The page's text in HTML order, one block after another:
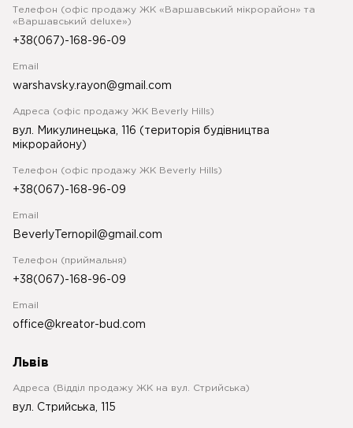
Телефон (офіс продажу ЖК «Варшавський мікрорайон» та
«Варшавський deluxe»)
+38(067)-168-96-09
Email
warshavsky.rayon@gmail.com
Адреса (офіс продажу ЖК Beverly Hills)
вул. Микулинецька, 116 (територія будівництва
мікрорайону)
Телефон (офіс продажу ЖК Beverly Hills)
+38(067)-168-96-09
Email
BeverlyTernopil@gmail.com
Телефон (приймальня)
+38(067)-168-96-09
Email
office@kreator-bud.com
Львів
Адреса (Відділ продажу ЖК на вул. Стрийська)
вул. Стрийська, 115